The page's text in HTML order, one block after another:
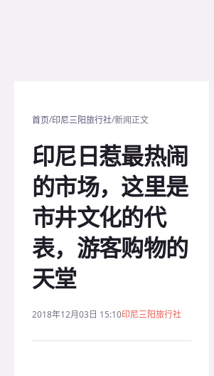
首页/印尼三阳旅行社/新闻正文
印尼日惹最热闹
的市场，这里是
市井文化的代
表，游客购物的
天堂
2018年12月03日 15:10印尼三阳旅行社